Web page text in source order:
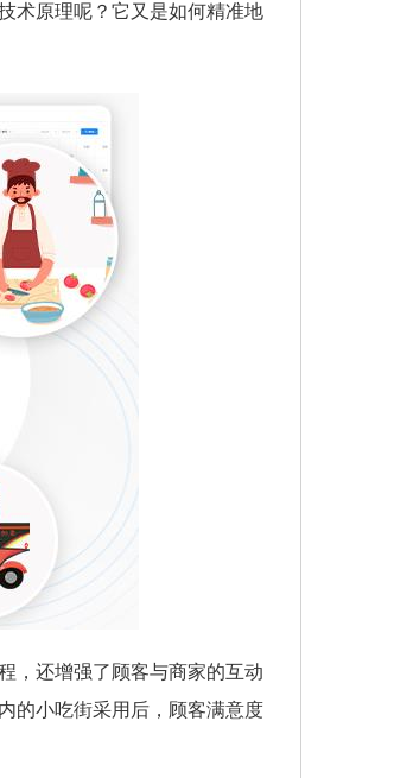
术原理呢？它又是如何精准地
，还增强了顾客与商家的互动
的小吃街采用后，顾客满意度